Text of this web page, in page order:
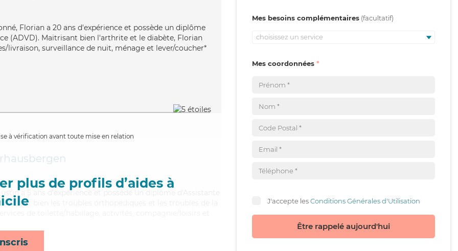
Florian a 20 ans d'expérience et possède un diplôme
(ADVD). Maitrisant bien l'arthrite et le diabète, Florian
livraison, surveillance de nuit, ménage et lever/coucher*
à vérification avant toute mise en relation
plus de profils d’aides à
a 5 ans d'expérience et possède un diplôme d'Assistante
bien les troubles orthopédiques et les troubles de la
Mes besoins complémentaires
choisissez un service
Mes coordonnées
J'accepte lesConditions Générales d'Utilisation
Être rappelé aujourd'hui